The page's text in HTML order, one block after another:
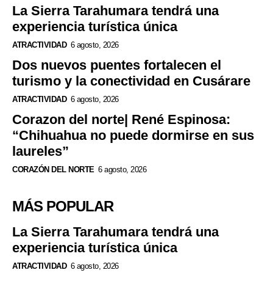
La Sierra Tarahumara tendrá una
experiencia turística única
ATRACTIVIDAD 6 agosto, 2026
Dos nuevos puentes fortalecen el
turismo y la conectividad en Cusárare
ATRACTIVIDAD 6 agosto, 2026
Corazon del norte| René Espinosa:
“Chihuahua no puede dormirse en sus
laureles”
CORAZÓN DEL NORTE 6 agosto, 2026
MÁS POPULAR
La Sierra Tarahumara tendrá una
experiencia turística única
ATRACTIVIDAD 6 agosto, 2026